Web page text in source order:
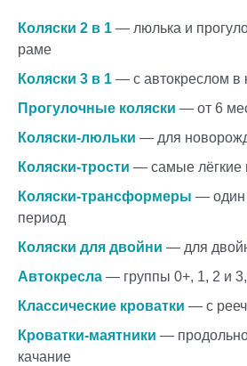
Коляски 2 в 1 — люлька и
раме
Коляски 3 в 1 — с автокреслом в
Прогулочные коляски — от 6
Коляски-люльки — для
Коляски-трости — самые лёгкие
Коляски-трансформеры — один
период
Коляски для двойни — для
Автокресла — группы 0+, 1, 2 и
Классические кроватки — с
Кроватки-маятники —
качание